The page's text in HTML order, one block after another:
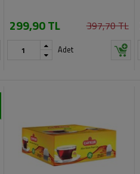
299,90 TL 397,70 TL
Adet